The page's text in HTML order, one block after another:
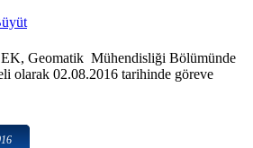
Geomatik Mühendisliği Bölümünde
olarak 02.08.2016 tarihinde göreve